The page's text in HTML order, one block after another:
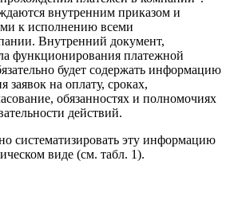
внутренним приказом и
к исполнению всеми
Внутренний документ,
функционирования платежной
будет содержать информацию
заявок на оплату, сроках,
обязанностях и полномочиях
действий.
систематизировать эту информацию
виде (см. табл. 1).